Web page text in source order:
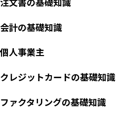
会計の基礎知識
個人事業主
クレジットカードの基礎知識
ファクタリングの基礎知識